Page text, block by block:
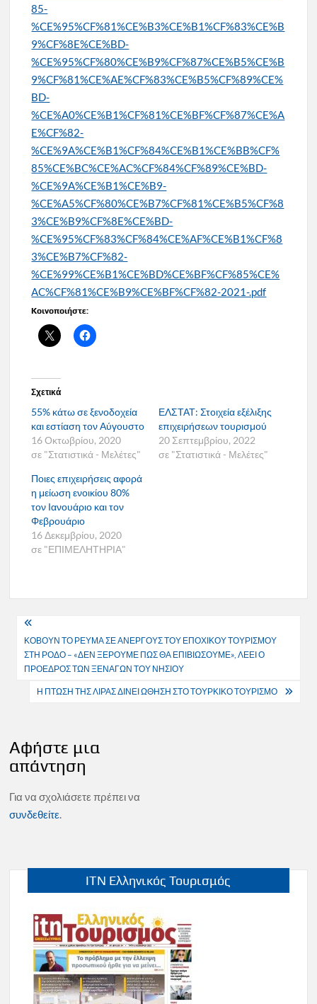
85-
%CE%95%CF%81%CE%B3%CE%B1%CF%83%CE%B
9%CF%8E%CE%BD-
%CE%95%CF%80%CE%B9%CF%87%CE%B5%CE%B
9%CF%81%CE%AE%CF%83%CE%B5%CF%89%CE%
BD-
%CE%A0%CE%B1%CF%81%CE%BF%CF%87%CE%A
E%CF%82-
%CE%9A%CE%B1%CF%84%CE%B1%CE%BB%CF%
85%CE%BC%CE%AC%CF%84%CF%89%CE%BD-
%CE%9A%CE%B1%CE%B9-
%CE%A5%CF%80%CE%B7%CF%81%CE%B5%CF%8
3%CE%B9%CF%8E%CE%BD-
%CE%95%CF%83%CF%84%CE%AF%CE%B1%CF%8
3%CE%B7%CF%82-
%CE%99%CE%B1%CE%BD%CE%BF%CF%85%CE%
AC%CF%81%CE%B9%CE%BF%CF%82-2021-.pdf
Κοινοποιήστε:
Σχετικά
55% κάτω σε ξενοδοχεία
και εστίαση τον Αύγουστο
16 Οκτωβρίου, 2020
σε "Στατιστικά - Μελέτες"
ΕΛΣΤΑΤ: Στοιχεία εξέλιξης
επιχειρήσεων τουρισμού
20 Σεπτεμβρίου, 2022
σε "Στατιστικά - Μελέτες"
Ποιες επιχειρήσεις αφορά
η μείωση ενοικίου 80%
τον Ιανουάριο και τον
Φεβρουάριο
16 Δεκεμβρίου, 2020
σε "ΕΠΙΜΕΛΗΤΗΡΙΑ"
Πλοήγηση
άρθρων
ΚΟΒΟΥΝ ΤΟ ΡΕΥΜΑ ΣΕ ΑΝΕΡΓΟΥΣ ΤΟΥ ΕΠΟΧΙΚΟΥ ΤΟΥΡΙΣΜΟΥ
ΣΤΗ ΡΟΔΟ – «ΔΕΝ ΞΕΡΟΥΜΕ ΠΩΣ ΘΑ ΕΠΙΒΙΩΣΟΥΜΕ», ΛΕΕΙ Ο
ΠΡΟΕΔΡΟΣ ΤΩΝ ΞΕΝΑΓΩΝ ΤΟΥ ΝΗΣΙΟΥ
Η ΠΤΩΣΗ ΤΗΣ ΛΙΡΑΣ ΔΙΝΕΙ ΩΘΗΣΗ ΣΤΟ ΤΟΥΡΚΙΚΟ ΤΟΥΡΙΣΜΟ
Αφήστε μια
απάντηση
Για να σχολιάσετε πρέπει να
συνδεθείτε.
ITN Ελληνικός Τουρισμός